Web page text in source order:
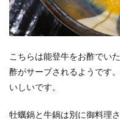
こちらは能登牛をお酢でい
酢がサーブされるようです
いしいです。
牡蠣鍋と牛鍋は別に御料理